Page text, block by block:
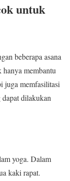
untuk
beberapa asana
membantu
juga memfasilitasi
dapat dilakukan
yoga. Dalam
kaki rapat.